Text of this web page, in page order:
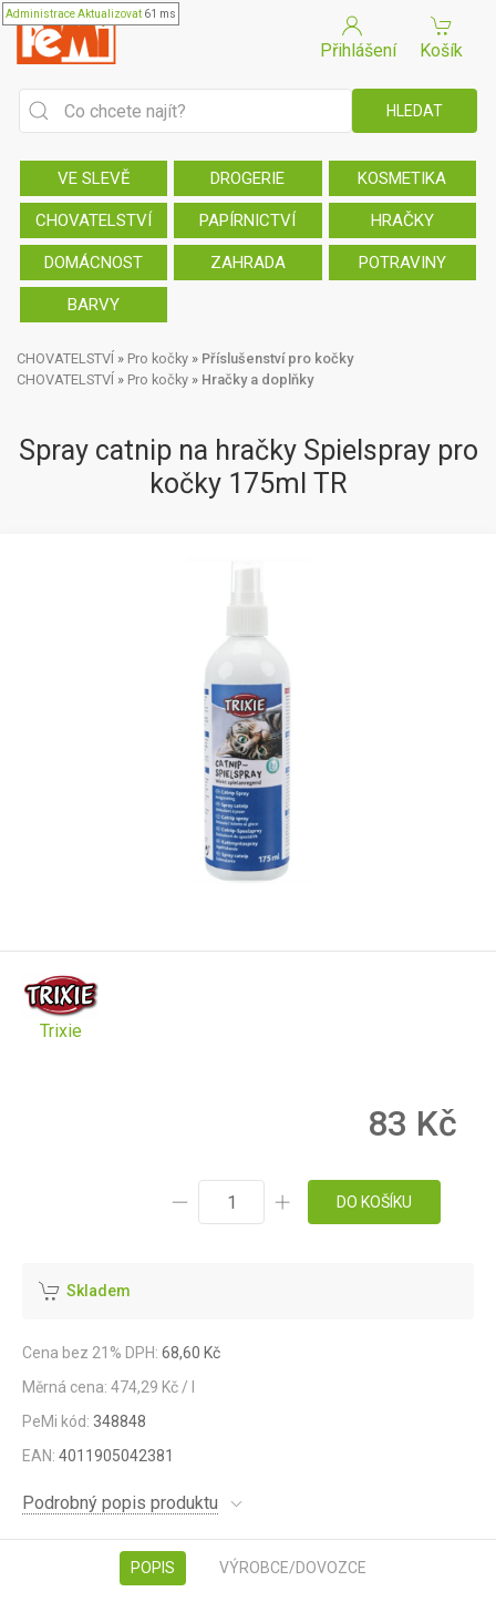
AdministraceAktualizovat 61 ms
Přihlášení Košík
VE SLEVĚ DROGERIE KOSMETIKA
CHOVATELSTVÍ PAPÍRNICTVÍ HRAČKY
DOMÁCNOST ZAHRADA POTRAVINY
BARVY
CHOVATELSTVÍ » Pro kočky » Příslušenství pro kočky
CHOVATELSTVÍ » Pro kočky » Hračky a doplňky
Spray catnip na hračky Spielspray pro
kočky 175ml TR
Trixie
83 Kč
DO KOŠÍKU
Skladem
Cena bez 21% DPH: 68,60 Kč
Měrná cena: 474,29 Kč / l
PeMi kód: 348848
EAN: 4011905042381
Podrobný popis produktu
POPIS VÝROBCE/DOVOZCE